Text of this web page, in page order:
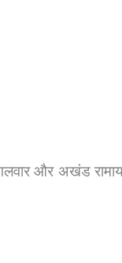
और अखंड